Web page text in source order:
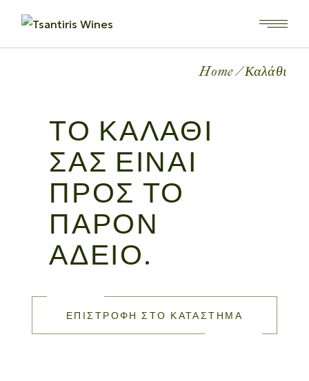
Home Καλάθι
ΤΟ ΚΑΛΆΘΙ
ΣΑΣ ΕΊΝΑΙ
ΠΡΟΣ ΤΟ
ΠΑΡΌΝ
ΆΔΕΙΟ.
ΕΠΙΣΤΡΟΦΉ ΣΤΟ ΚΑΤΆΣΤΗΜΑ